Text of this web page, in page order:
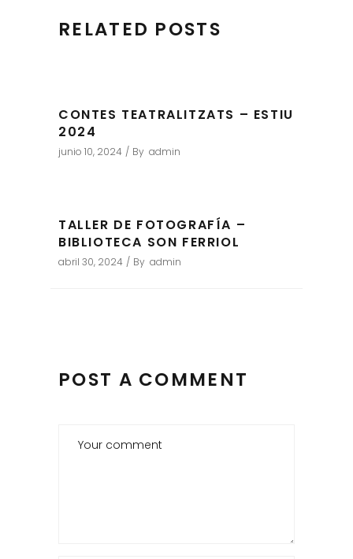
RELATED POSTS
CONTES TEATRALITZATS – ESTIU
2024
junio 10, 2024 By admin
TALLER DE FOTOGRAFÍA –
BIBLIOTECA SON FERRIOL
abril 30, 2024 By admin
POST A COMMENT